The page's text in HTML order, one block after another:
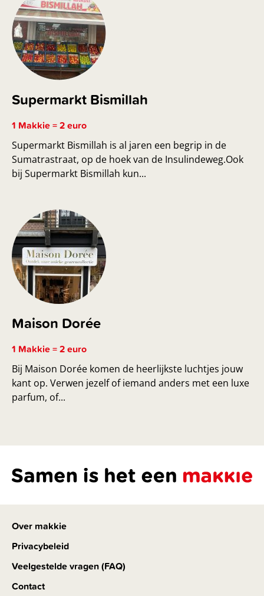
Supermarkt Bismillah
1 Makkie = 2 euro
Supermarkt Bismillah is al jaren een begrip in de
Sumatrastraat, op de hoek van de Insulindeweg.Ook
bij Supermarkt Bismillah kun...
Maison Dorée
1 Makkie = 2 euro
Bij Maison Dorée komen de heerlijkste luchtjes jouw
kant op. Verwen jezelf of iemand anders met een luxe
parfum, of...
Over makkie
Privacybeleid
Veelgestelde vragen (FAQ)
Contact